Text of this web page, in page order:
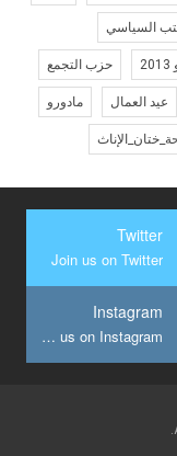
السياسي
حزب التجمع
عيد العمال مادورو
Twitter
Join us on Twitter
Instagram
Join us on Instagram